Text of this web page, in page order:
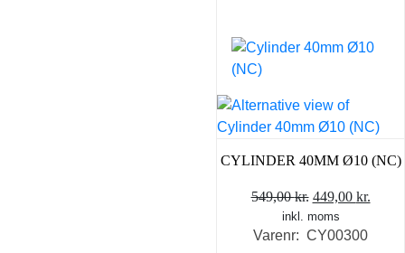
CYLINDER 40MM Ø10 (NC)
549,00kr. Den
oprindelige
pris
449,00 kr.
inkl. moms
Varenr: CY00300